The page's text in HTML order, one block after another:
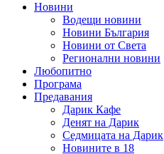
Новини
Водещи новини
Новини България
Новини от Света
Регионални новини
Любопитно
Програма
Предавания
Дарик Кафе
Денят на Дарик
Седмицата на Дарик
Новините в 18